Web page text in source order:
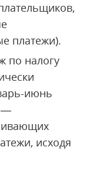
платежи).
по налогу
июнь
—
исходя